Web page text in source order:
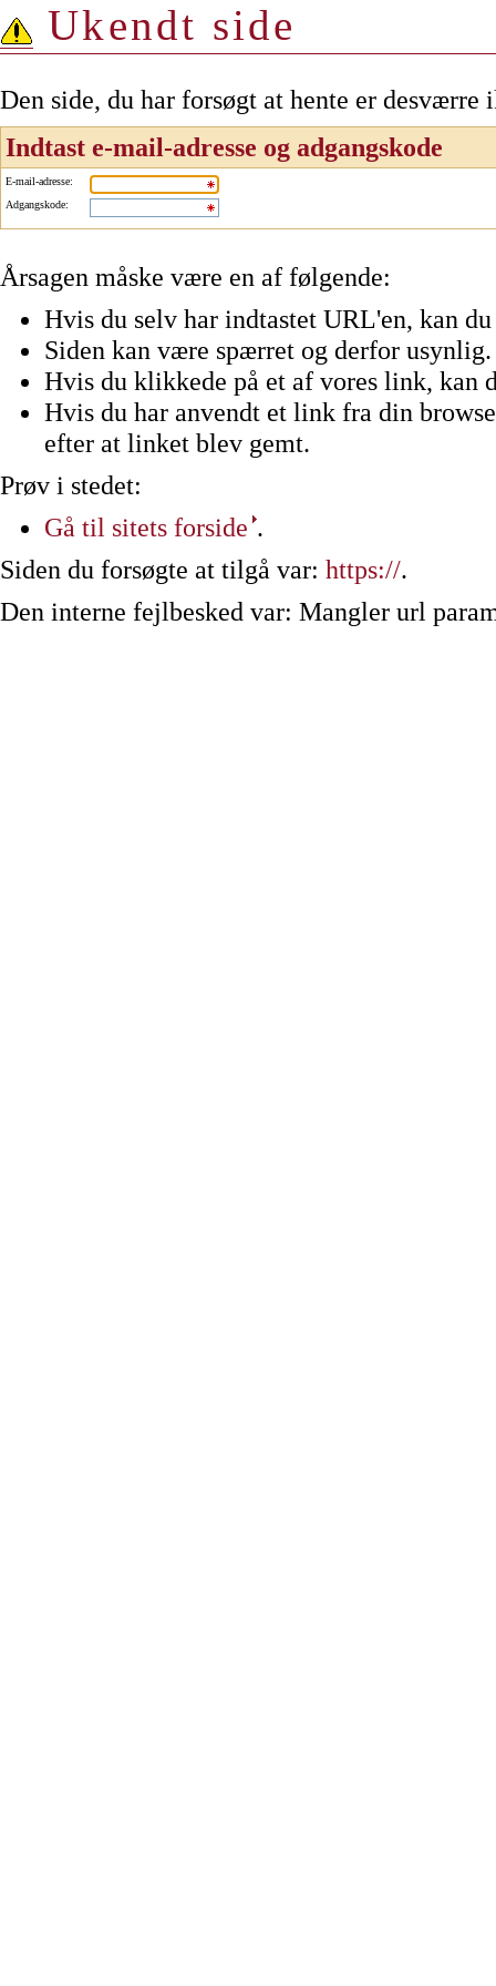
Ukendt side
Den side, du har forsøgt at hente er
Indtast e-mail-adresse og adgangskode
E-mail-adresse:
Adgangskode:
Årsagen måske være en af følgende:
Hvis du selv har indtastet URL'en, kan
Siden kan være spærret og derfor usynlig.
Hvis du klikkede på et af vores link, kan
Hvis du har anvendt et link fra din
efter at linket blev gemt.
Prøv i stedet:
Gå til sitets forside .
Siden du forsøgte at tilgå var: https://.
Den interne fejlbesked var: Mangler url